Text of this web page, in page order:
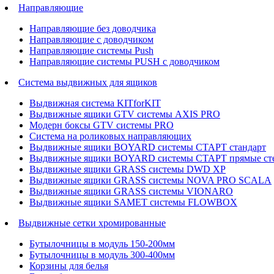
Направляющие
Направляющие без доводчика
Направляющие с доводчиком
Направляющие системы Push
Направляющие системы PUSH с доводчиком
Система выдвижных для ящиков
Выдвижная система KITforKIT
Выдвижные ящики GTV системы AXIS PRO
Модерн боксы GTV системы PRO
Система на роликовых направляющих
Выдвижные ящики BOYARD системы СТАРТ стандарт
Выдвижные ящики BOYARD системы СТАРТ прямые
Выдвижные ящики GRASS системы DWD XP
Выдвижные ящики GRASS системы NOVA PRO SCALA
Выдвижные ящики GRASS системы VIONARO
Выдвижные ящики SAMET системы FLOWBOX
Выдвижные сетки хромированные
Бутылочницы в модуль 150-200мм
Бутылочницы в модуль 300-400мм
Корзины для белья